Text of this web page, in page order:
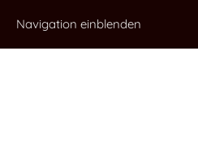
Navigation einblenden